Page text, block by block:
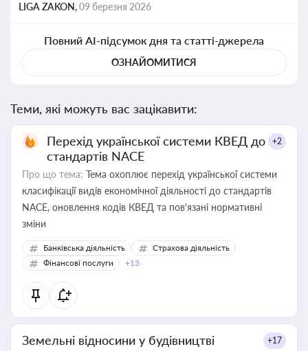
LIGA ZAKON,09 березня 2026
Повний AI-підсумок дня та статті-джерела
ОЗНАЙОМИТИСЯ
Теми, які можуть вас зацікавити:
Перехід української системи КВЕД до
стандартів NACE
+2
Про що тема: Тема охоплює перехід української системи
класифікації видів економічної діяльності до стандартів
NACE, оновлення кодів КВЕД та пов'язані нормативні
зміни
Банківська діяльність
Страхова діяльність
Фінансові послуги
+13
Земельні відносини у будівництві +17